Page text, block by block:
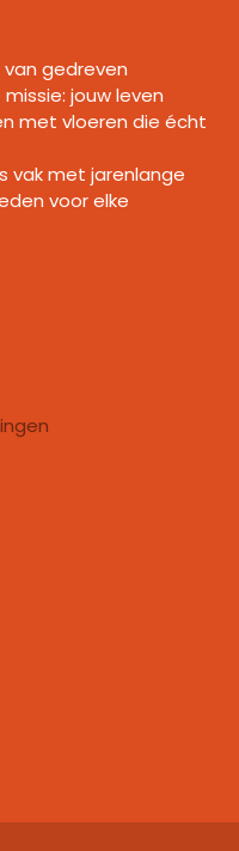
van gedreven
jouw leven
met vloeren die écht
vak met jarenlange
voor elke